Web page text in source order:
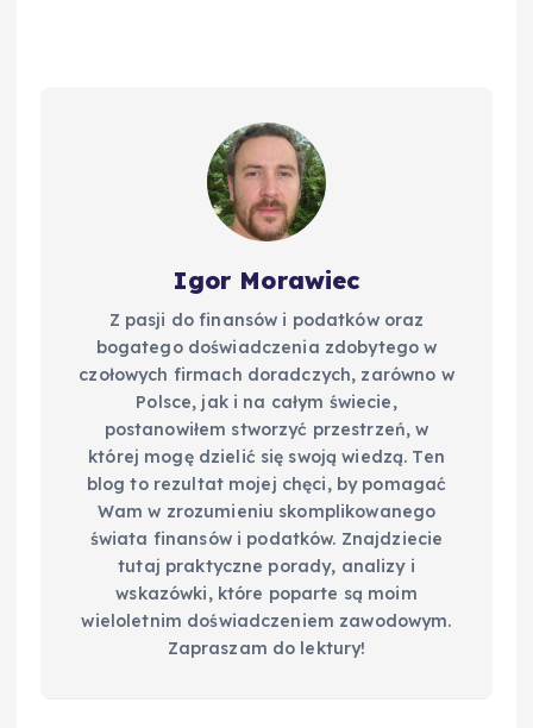
Igor Morawiec
Z pasji do finansów i podatków oraz
bogatego doświadczenia zdobytego w
czołowych firmach doradczych, zarówno w
Polsce, jak i na całym świecie,
postanowiłem stworzyć przestrzeń, w
której mogę dzielić się swoją wiedzą. Ten
blog to rezultat mojej chęci, by pomagać
Wam w zrozumieniu skomplikowanego
świata finansów i podatków. Znajdziecie
tutaj praktyczne porady, analizy i
wskazówki, które poparte są moim
wieloletnim doświadczeniem zawodowym.
Zapraszam do lektury!